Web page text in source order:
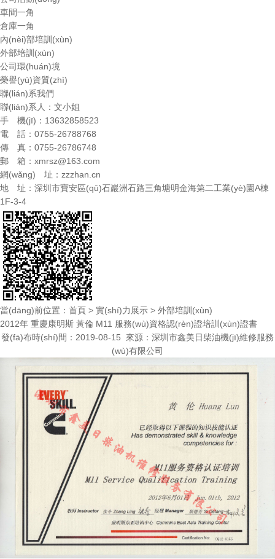
車間一角
倉庫一角
內(nèi)部培訓(xùn)
外部培訓(xùn)
公司環(huán)境
榮譽(yù)資質(zhì)
聯(lián)系我們
聯(lián)系人：文小姐
手 機(jī)：13632858523
電 話：0755-26788768
傳 真：0755-26786748
郵 箱： xmrsz@163.com
網(wǎng) 址： zzzhan.cn
地 址：深圳市寶安區(qū)石巖洲石路三角塘明金海第二工業(yè)園A棟
1F-3-4
當(dāng)前位置： 首頁 > 實(shí)力展示 > 外部培訓(xùn)
2012年 重慶康明斯 黃倫 M11 服務(wù)資格認(rèn)證培訓(xùn)證書
發(fā)布時(shí)間：2019-08-15 來源： 深圳市鑫美日柴油機(jī)維修服務
(wù)有限公司